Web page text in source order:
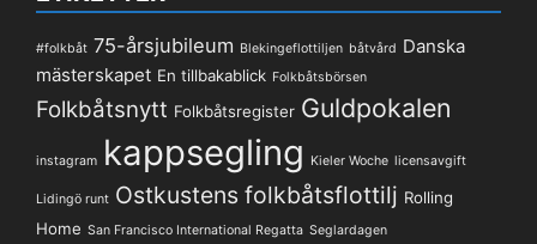
#folkbåt 75-årsjubileum Blekingeflottiljen båtvård Danska
mästerskapet En tillbakablick Folkbåtsbörsen
Folkbåtsnytt Folkbåtsregister Guldpokalen
instagram kappsegling Kieler Woche licensavgift
Lidingö runt Ostkustens folkbåtsflottilj Rolling
Home San Francisco International Regatta Seglardagen